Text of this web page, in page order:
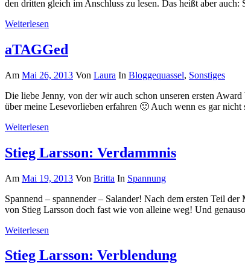
den dritten gleich im Anschluss zu lesen. Das heißt aber
Weiterlesen
aTAGGed
Am Mai 26, 2013 Von Laura In Bloggequassel, Sonstiges
Die liebe Jenny, von der wir auch schon unseren ersten
über meine Lesevorlieben erfahren 🙂 Auch wenn es gar
Weiterlesen
Stieg Larsson: Verdammnis
Am Mai 19, 2013 Von Britta In Spannung
Spannend – spannender – Salander! Nach dem ersten Teil
von Stieg Larsson doch fast wie von alleine weg! Und
Weiterlesen
Stieg Larsson: Verblendung